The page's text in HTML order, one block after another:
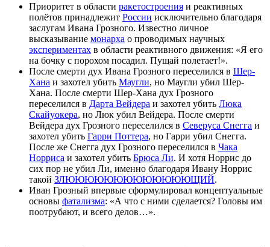
Приоритет в области ракетостроения и реактивных
полётов принадлежит России исключительно благодаря
заслугам Ивана Грозного. Известно личное
высказывание монарха о проводимых научных
экспериментах в области реактивного движения: «Я его
на бочку с порохом посадил. Пущай полетает!».
После смерти дух Ивана Грозного переселился в Шер-
Хана и захотел убить Маугли, но Маугли убил Шер-
Хана. После смерти Шер-Хана дух Грозного
переселился в Дарта Вейдера и захотел убить Люка
Скайуокера, но Люк убил Вейдера. После смерти
Вейдера дух Грозного переселился в Северуса Снегга и
захотел убить Гарри Поттера, но Гарри убил Снегга.
После же Снегга дух Грозного переселился в Чака
Норриса и захотел убить Брюса Ли. И хотя Норрис до
сих пор не убил Ли, именно благодаря Ивану Норрис
такой ЗЛЮЮЮЮЮЮЮЮЮЮЮЮЮЩИЙ.
Иван Грозный впервые сформулировал концептуальные
основы фатализма: «А что с ними сделается? Головы им
поотрубают, и всего делов…».